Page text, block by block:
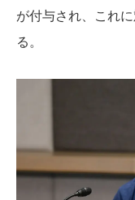
が付与され、これ
る。